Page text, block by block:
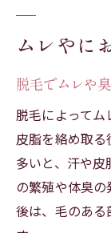
ムレやに
脱毛でムレや
脱毛によって
皮脂を絡め取
多いと、汗や
の繁殖や体臭
後は、毛のあ